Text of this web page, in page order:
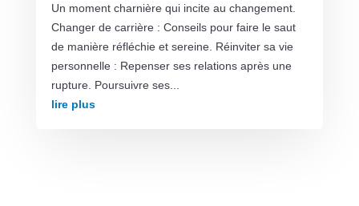
Un moment charnière qui incite au changement.
Changer de carrière : Conseils pour faire le saut
de manière réfléchie et sereine. Réinviter sa vie
personnelle : Repenser ses relations après une
rupture. Poursuivre ses...
lire plus